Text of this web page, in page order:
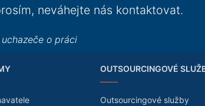
neváhejte nás kontaktovat.
o práci
OUTSOURCINGOVÉ
Outsourcingové služby